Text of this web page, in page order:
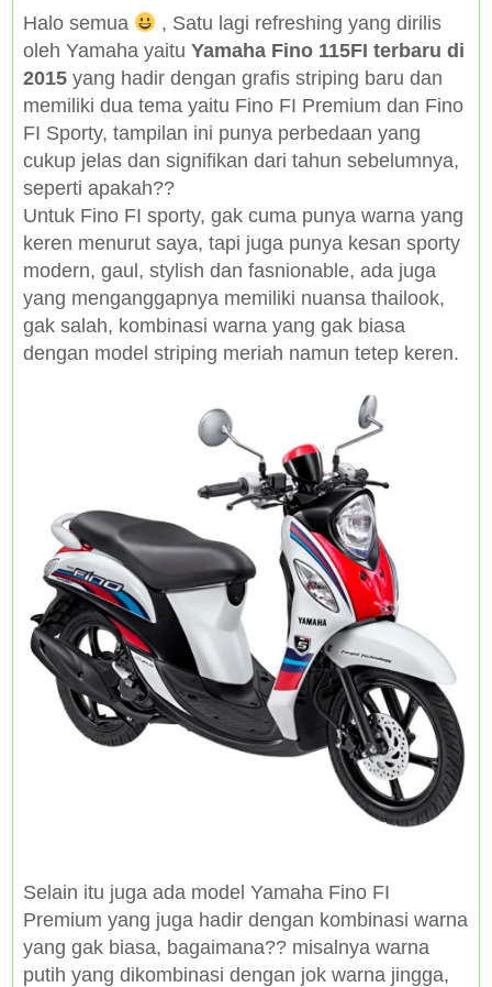
Halo semua
, Satu lagi refreshing yang dirilis
oleh Yamaha yaitu Yamaha Fino 115FI terbaru di
2015yang hadir dengan grafis striping baru dan
memiliki dua tema yaitu Fino FI Premium dan Fino
FI Sporty, tampilan ini punya perbedaan yang
cukup jelas dan signifikan dari tahun sebelumnya,
seperti apakah??
Untuk Fino FI sporty, gak cuma punya warna yang
keren menurut saya, tapi juga punya kesan sporty
modern, gaul, stylish dan fasnionable, ada juga
yang menganggapnya memiliki nuansa thailook,
gak salah, kombinasi warna yang gak biasa
dengan model striping meriah namun tetep keren.
Selain itu juga ada model Yamaha Fino FI
Premium yang juga hadir dengan kombinasi warna
yang gak biasa, bagaimana?? misalnya warna
putih yang dikombinasi dengan jok warna jingga,